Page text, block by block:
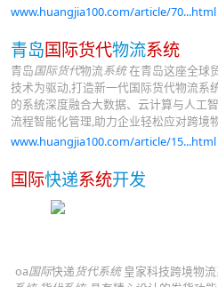
www.huangjia100.com/article/70...html
青岛国际货代物流系统
青岛国际货代物流系统在青岛这座全球
技术为驱动,打造新一代国际货代物流系
的系统深度融合大数据、云计算与人工
流程智能化管理,助力企业轻松应对跨境
www.huangjia100.com/article/15...html
国际快递系统开发
oa国际快递 货代系统皇家科技跨境物